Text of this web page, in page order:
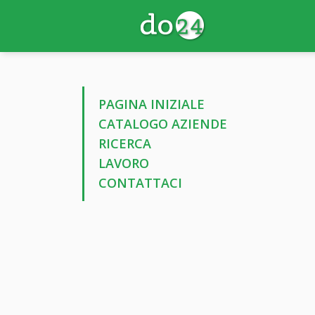
PAGINA INIZIALE
CATALOGO AZIENDE
RICERCA
LAVORO
CONTATTACI